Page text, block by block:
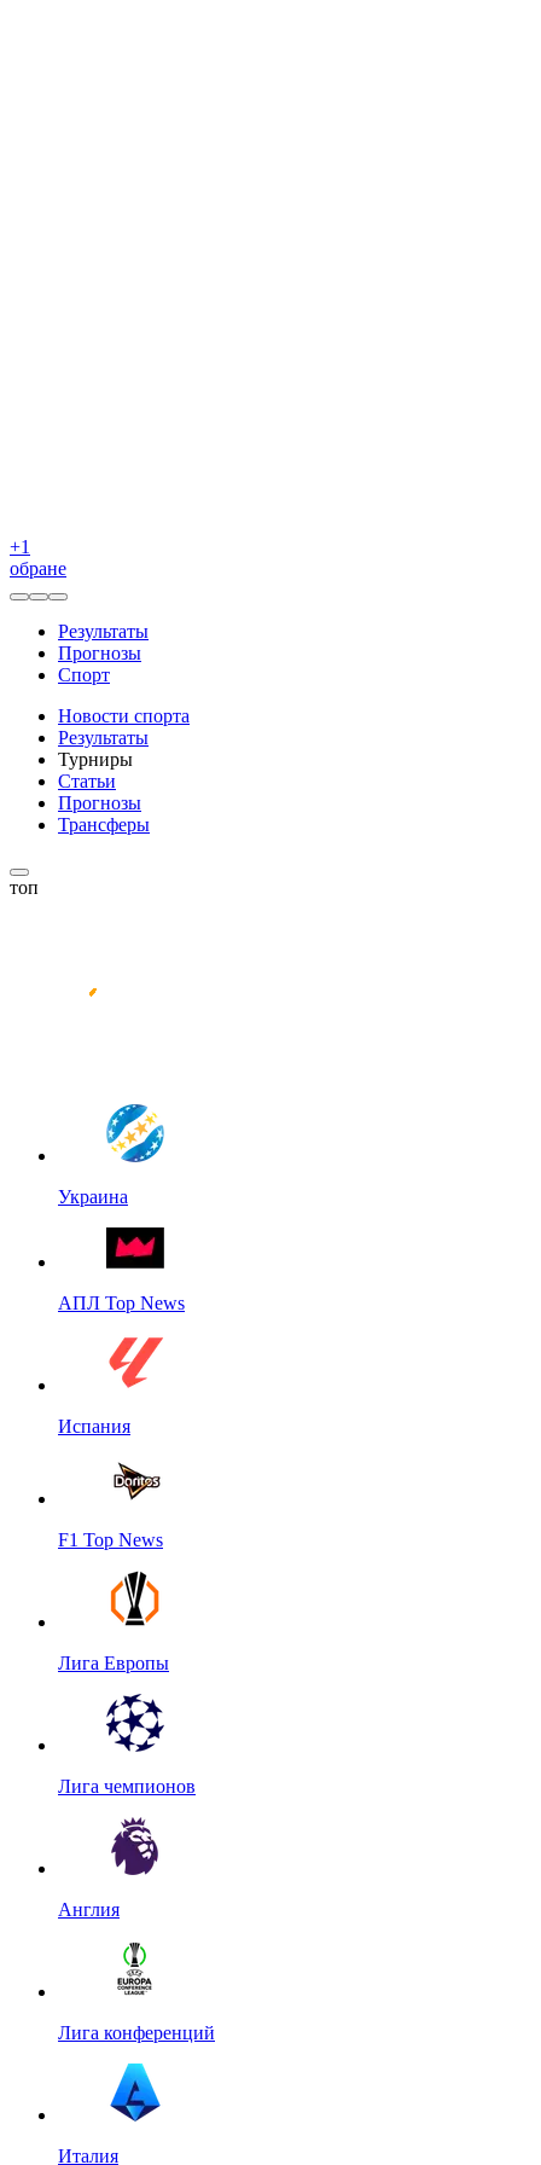
+1
обране
Результаты
Прогнозы
Спорт
Новости спорта
Результаты
Турниры
Статьи
Прогнозы
Трансферы
топ
Украина
АПЛ Top News
Испания
F1 Top News
Лига Европы
Лига чемпионов
Англия
Лига конференций
Италия